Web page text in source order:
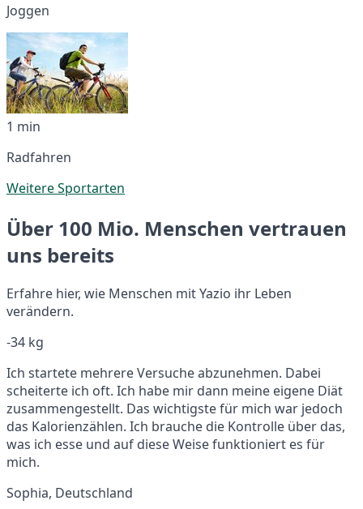
Joggen
1 min
Radfahren
Weitere Sportarten
Über 100 Mio. Menschen vertrauen
uns bereits
Erfahre hier, wie Menschen mit Yazio ihr Leben
verändern.
-34 kg
Ich startete mehrere Versuche abzunehmen. Dabei
scheiterte ich oft. Ich habe mir dann meine eigene Diät
zusammengestellt. Das wichtigste für mich war jedoch
das Kalorienzählen. Ich brauche die Kontrolle über das,
was ich esse und auf diese Weise funktioniert es für
mich.
Sophia, Deutschland